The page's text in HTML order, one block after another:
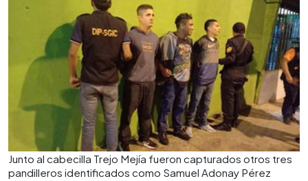
Junto al cabecilla Trejo Mejía fueron capturados otros tres
pandilleros identificados como Samuel Adonay Pérez